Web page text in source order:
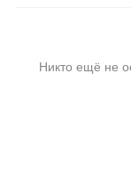
Никто ещё не